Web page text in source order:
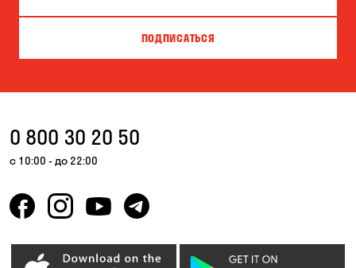
ПОДПИСАТЬСЯ
0 800 30 20 50
с 10:00 - до 22:00